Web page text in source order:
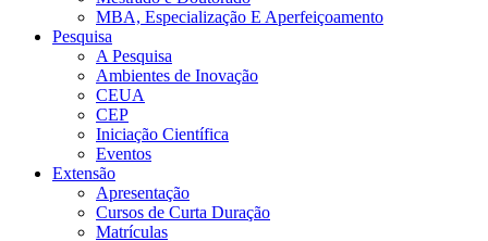
MBA, Especialização E Aperfeiçoamento
Pesquisa
A Pesquisa
Ambientes de Inovação
CEUA
CEP
Iniciação Científica
Eventos
Extensão
Apresentação
Cursos de Curta Duração
Matrículas